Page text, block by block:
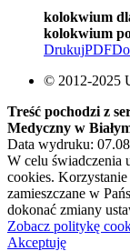
kolokwium
kolokwium
DrukujPDF
© 2012-2025
Treść pochodzi z
Medyczny w
Data wydruku:
W celu świadczenia
cookies.
zamieszczane w
dokonać zmiany
Zobacz politykę
Akceptuję